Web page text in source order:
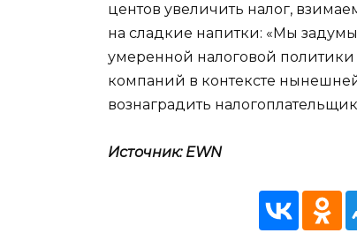
центов увеличить налог,
на сладкие напитки: «Мы
умеренной налоговой
компаний в контексте
вознаградить
Источник: EWN